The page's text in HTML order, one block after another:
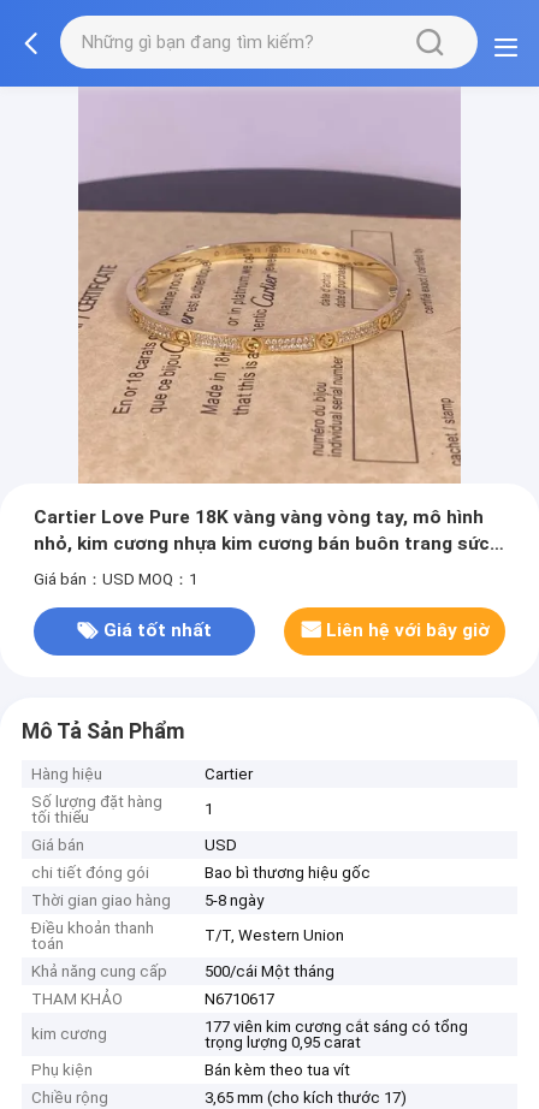
Cartier Love Pure 18K vàng vàng vòng tay, mô hình
nhỏ, kim cương nhựa kim cương bán buôn trang sức
thương hiệu
Giá bán：USD MOQ：1
Giá tốt nhất Liên hệ với bây giờ
Mô Tả Sản Phẩm
Hàng hiệu
Cartier
Số lượng đặt hàng
tối thiểu
1
Giá bán
USD
chi tiết đóng gói
Bao bì thương hiệu gốc
Thời gian giao hàng
5-8 ngày
Điều khoản thanh
toán
T/T, Western Union
Khả năng cung cấp
500/cái Một tháng
THAM KHẢO
N6710617
kim cương
177 viên kim cương cắt sáng có tổng
trọng lượng 0,95 carat
Phụ kiện
Bán kèm theo tua vít
Chiều rộng
3,65 mm (cho kích thước 17)